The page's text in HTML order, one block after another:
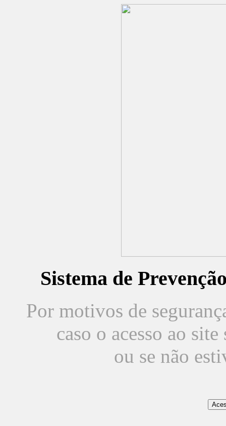
Sistema de
Por motivos de
caso o acesso ao
ou se não